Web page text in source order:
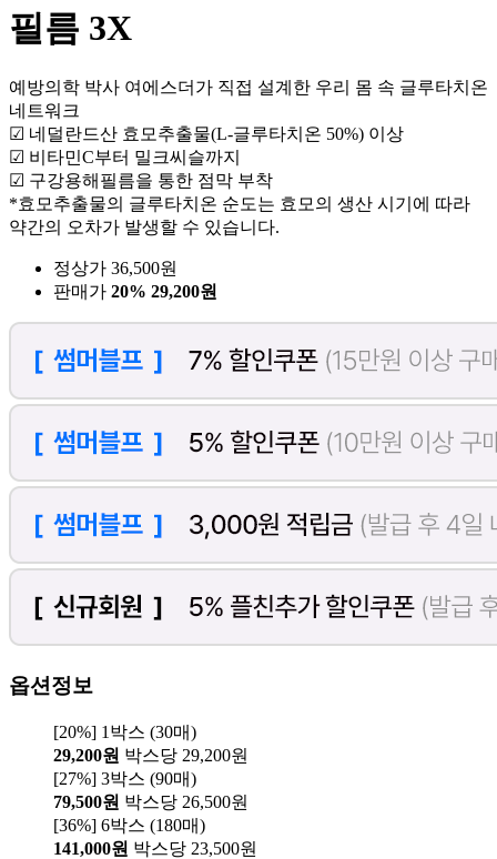
필름 3X
예방의학 박사 여에스더가 직접 설계한 우리 몸 속 글루타치온
네트워크
☑ 네덜란드산 효모추출물(L-글루타치온 50%) 이상
☑ 비타민C부터 밀크씨슬까지
☑ 구강용해필름을 통한 점막 부착
*효모추출물의 글루타치온 순도는 효모의 생산 시기에 따라
약간의 오차가 발생할 수 있습니다.
정상가 36,500원
판매가 20% 29,200원
옵션정보
[20%] 1박스 (30매)
29,200원 박스당 29,200원
[27%] 3박스 (90매)
79,500원 박스당 26,500원
[36%] 6박스 (180매)
141,000원 박스당 23,500원